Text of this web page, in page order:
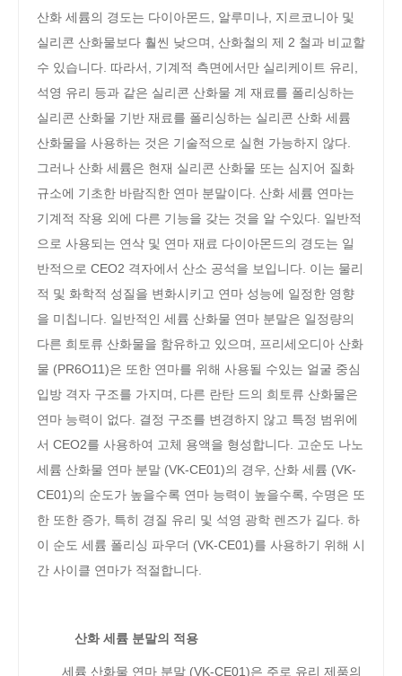
산화 세륨의 경도는 다이아몬드, 알루미나, 지르코니아 및
실리콘 산화물보다 훨씬 낮으며, 산화철의 제 2 철과 비교할
수 있습니다. 따라서, 기계적 측면에서만 실리케이트 유리,
석영 유리 등과 같은 실리콘 산화물 계 재료를 폴리싱하는
실리콘 산화물 기반 재료를 폴리싱하는 실리콘 산화 세륨
산화물을 사용하는 것은 기술적으로 실현 가능하지 않다.
그러나 산화 세륨은 현재 실리콘 산화물 또는 심지어 질화
규소에 기초한 바람직한 연마 분말이다. 산화 세륨 연마는
기계적 작용 외에 다른 기능을 갖는 것을 알 수있다. 일반적
으로 사용되는 연삭 및 연마 재료 다이아몬드의 경도는 일
반적으로 CEO2 격자에서 산소 공석을 보입니다. 이는 물리
적 및 화학적 성질을 변화시키고 연마 성능에 일정한 영향
을 미칩니다. 일반적인 세륨 산화물 연마 분말은 일정량의
다른 희토류 산화물을 함유하고 있으며, 프리세오디아 산화
물 (PR6O11)은 또한 연마를 위해 사용될 수있는 얼굴 중심
입방 격자 구조를 가지며, 다른 란탄 드의 희토류 산화물은
연마 능력이 없다. 결정 구조를 변경하지 않고 특정 범위에
서 CEO2를 사용하여 고체 용액을 형성합니다. 고순도 나노
세륨 산화물 연마 분말 (VK-CE01)의 경우, 산화 세륨 (VK-
CE01)의 순도가 높을수록 연마 능력이 높을수록, 수명은 또
한 또한 증가, 특히 경질 유리 및 석영 광학 렌즈가 길다. 하
이 순도 세륨 폴리싱 파우더 (VK-CE01)를 사용하기 위해 시
간 사이클 연마가 적절합니다.
산화 세륨 분말의 적용
세륨 산화물 연마 분말 (VK-CE01)은 주로 유리 제품의